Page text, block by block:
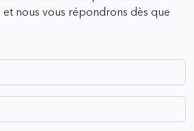
et nous vous répondrons dès que